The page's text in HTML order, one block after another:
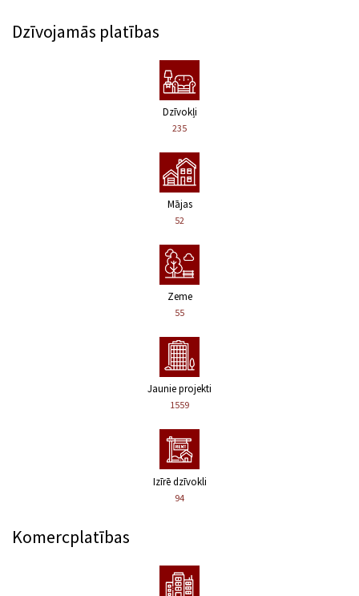
Dzīvojamās platības
Dzīvokļi
235
Mājas
52
Zeme
55
Jaunie projekti
1559
Izīrē dzīvokli
94
Komercplatības